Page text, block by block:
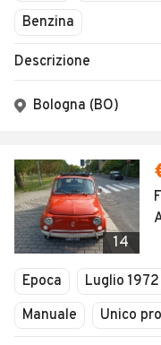
Benzina
Descrizione
Bologna (BO)
14
Epoca Luglio 1972
Manuale
Unico